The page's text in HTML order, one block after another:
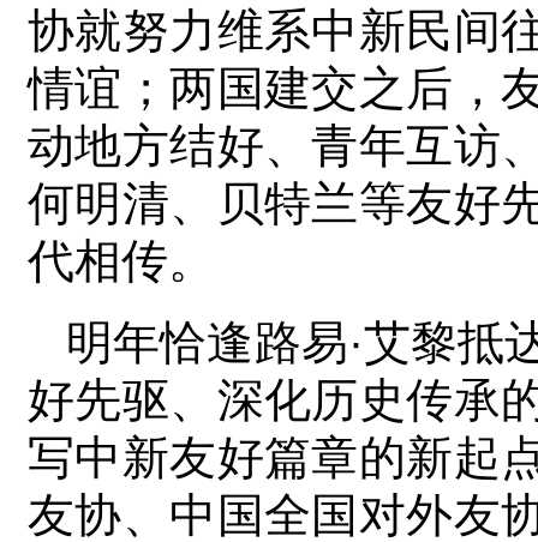
协就努力维系中新民间
情谊；两国建交之后，
动地方结好、青年互访
何明清、贝特兰等友好
代相传。
明年恰逢路易·艾黎抵
好先驱、深化历史传承
写中新友好篇章的新起
友协、中国全国对外友